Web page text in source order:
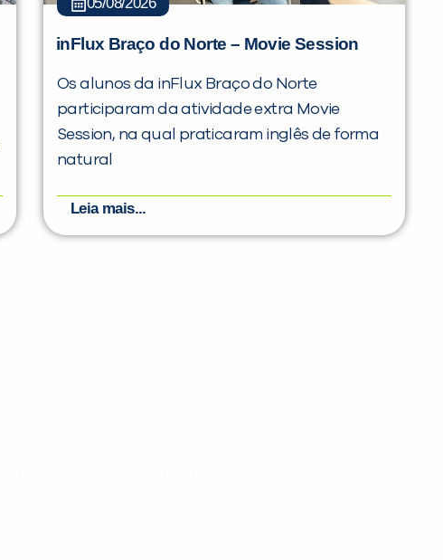
inFlux Braço do Norte – Movie Session
Os alunos da inFlux Braço do Norte
participaram da atividade extra Movie
Session, na qual praticaram inglês de forma
natural
Leia mais...
PEÇA UMA DEMONSTRAÇÃO DE MÉTODO